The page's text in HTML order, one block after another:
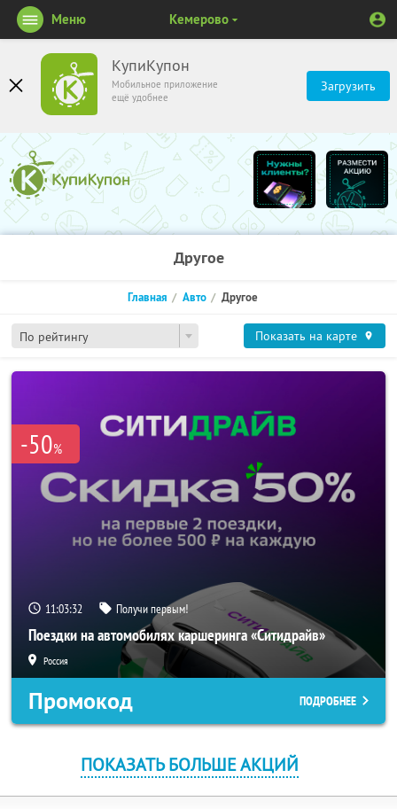
КупиКупон
Мобильное приложение
ещё удобнее
Загрузить
Меню Кемерово
Другое
По рейтингу
Главная Авто Другое
Показать на карте
-50%
11:03:32 Получи первым!
Поездки на автомобилях каршеринга «Ситидрайв»
Россия
Промокод ПОДРОБНЕЕ
ПОКАЗАТЬ БОЛЬШЕ АКЦИЙ